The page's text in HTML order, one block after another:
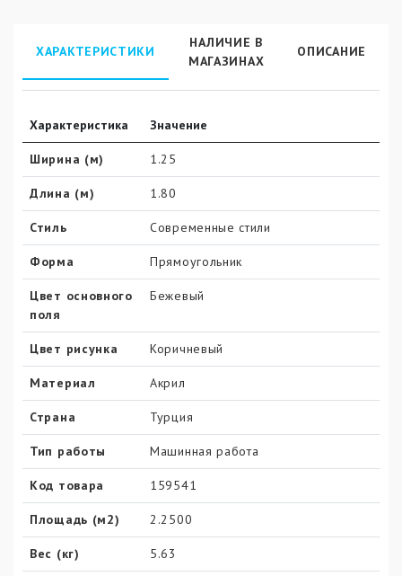
ХАРАКТЕРИСТИКИ
НАЛИЧИЕ В
МАГАЗИНАХ
ОПИСАНИЕ
Характеристика Значение
Ширина (м) 1.25
Длина (м) 1.80
Стиль Современные стили
Форма Прямоугольник
Цвет основного
поля
Бежевый
Цвет рисунка Коричневый
Материал Акрил
Страна Турция
Тип работы Машинная работа
Код товара 159541
Площадь (м2) 2.2500
Вес (кг) 5.63